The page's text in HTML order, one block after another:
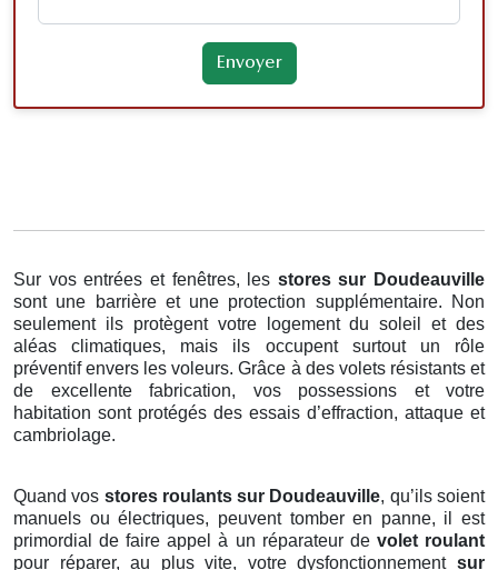
Sur vos entrées et fenêtres, les stores sur Doudeauville
sont une barrière et une protection supplémentaire. Non
seulement ils protègent votre logement du soleil et des
aléas climatiques, mais ils occupent surtout un rôle
préventif envers les voleurs. Grâce à des volets résistants et
de excellente fabrication, vos possessions et votre
habitation sont protégés des essais d’effraction, attaque et
cambriolage.
Quand vos stores roulants sur Doudeauville, qu’ils soient
manuels ou électriques, peuvent tomber en panne, il est
primordial de faire appel à un réparateur de volet roulant
pour réparer, au plus vite, votre dysfonctionnement sur